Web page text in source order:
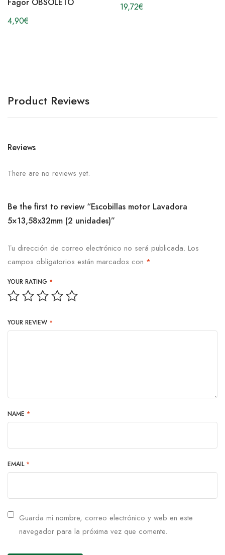
4,90€
19,72€
Product Reviews
Reviews
There are no reviews yet.
Be the first to review “Escobillas motor Lavadora
5×13,58x32mm (2 unidades)”
Tu dirección de correo electrónico no será publicada. Los
campos obligatorios están marcados con *
YOUR RATING *
YOUR REVIEW *
NAME *
EMAIL *
Guarda mi nombre, correo electrónico y web en este
navegador para la próxima vez que comente.